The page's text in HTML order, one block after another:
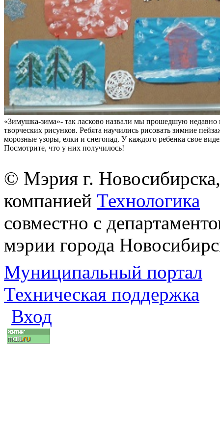
«Зимушка-зима»- так ласково назвали мы прошедшую недавно
творческих рисунков. Ребята научились рисовать зимние
морозные узоры, елки и снегопад. У каждого ребенка свое
Посмотрите, что у них получилось!
© Мэрия г.
компанией Технологика
совместно с
мэрии города
Муниципальный портал
Техническая поддержка
Вход